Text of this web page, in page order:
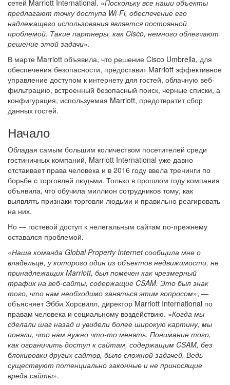
сетей Marriott International. «Поскольку все наши объекты
предлагают точку доступа Wi-Fi, обеспечение его
надлежащего использования является постоянной
проблемой. Такие партнеры, как Cisco, немного облегчают
решение этой задачи».
В марте Marriott объявила, что решение Cisco Umbrella, для
обеспечения безопасности, предоставит Marriott эффективное
управление доступом к интернету для гостей, облачную веб-
фильтрацию, встроенный безопасный поиск, черные списки, а
конфигурация, используемая Marriott, предотвратит сбор
данных гостей.
Начало
Обладая самым большим количеством посетителей среди
гостиничных компаний, Marriott International уже давно
отстаивает права человека и в 2016 году ввела тренинги по
борьбе с торговлей людьми. Только в прошлом году компания
объявила, что обучила миллион сотрудников тому, как
выявлять признаки торговли людьми и правильно реагировать
на них.
Но — гостевой доступ к нелегальным сайтам по-прежнему
оставался проблемой.
«Наша команда Global Property Internet сообщила мне о
владельце, у которого один из объектов недвижимости, не
принадлежащих Marriott, был помечен как чрезмерный
трафик на веб-сайты, содержащие CSAM. Это был знак
того, что нам необходимо заняться этим вопросом», —
объясняет Эбби Хорсвилл, директор Marriott International по
правам человека и социальному воздействию. «Когда мы
сделали шаг назад и увидели более широкую картину, мы
поняли, что нам нужно что-то менять. Понимание того,
как ограничить доступ к сайтам, содержащим CSAM, без
блокировки других сайтов, было сложной задачей. Ведь
существуют потенциально законные и не приносящие
вреда сайты».